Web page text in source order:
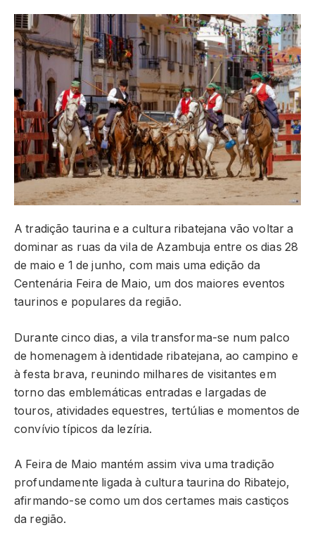
A tradição taurina e a cultura ribatejana vão voltar a
dominar as ruas da vila de Azambuja entre os dias 28
de maio e 1 de junho, com mais uma edição da
Centenária Feira de Maio, um dos maiores eventos
taurinos e populares da região.
Durante cinco dias, a vila transforma-se num palco
de homenagem à identidade ribatejana, ao campino e
à festa brava, reunindo milhares de visitantes em
torno das emblemáticas entradas e largadas de
touros, atividades equestres, tertúlias e momentos de
convívio típicos da lezíria.
A Feira de Maio mantém assim viva uma tradição
profundamente ligada à cultura taurina do Ribatejo,
afirmando-se como um dos certames mais castiços
da região.